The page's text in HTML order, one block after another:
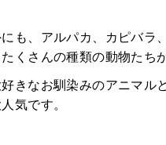
も、アルパカ、カピバラ
くさんの種類の動物たち
きなお馴染みのアニマル
気です。